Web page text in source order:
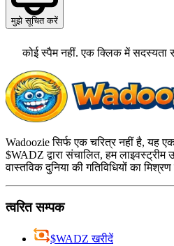
मुझे सूचित करें
कोई स्पैम नहीं. एक क्लिक में सदस्यता
Wadoozie सिर्फ एक चरित्र नहीं है, यह
$WADZ द्वारा संचालित, हम
वास्तविक दुनिया की गतिविधियों का
त्वरित सम्पक
$WADZ खरीदें